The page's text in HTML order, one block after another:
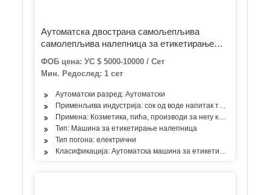
Аутоматска двострана самољепљива
самолепљива налепница за етикетирање
машине за паковање
ФОБ цена: УС $ 5000-10000 / Сет
Мин. Редослед: 1 сет
Аутоматски разред: Аутоматски
Применљива индустрија: сок од воде напитак течна сода
Примена: Козметика, пића, производи за негу коже,
Тип: Машина за етикетирање налепница
Тип погона: електрични
Класификација: Аутоматска машина за етикетирање вина